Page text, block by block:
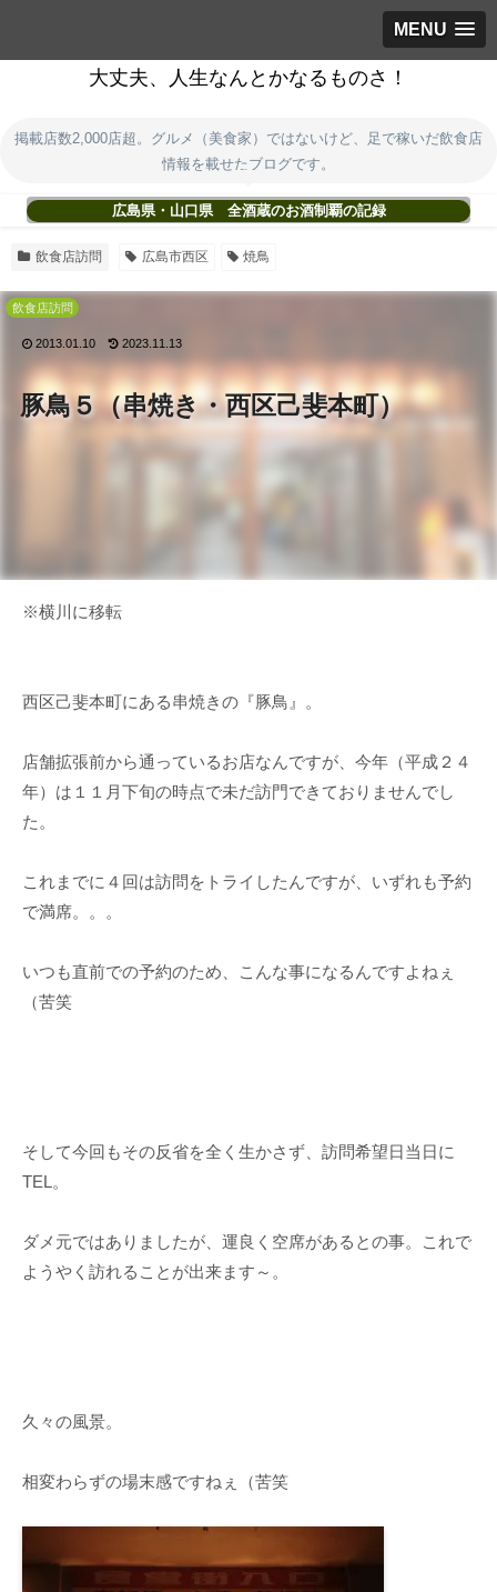
MENU
大丈夫、人生なんとかなるものさ！
掲載店数2,000店超。グルメ（美食家）ではないけど、足で稼いだ飲食店
情報を載せたブログです。
広島県・山口県 全酒蔵のお酒制覇の記録
飲食店訪問 広島市西区 焼鳥
豚鳥５（串焼き・西区己斐本町）
飲食店訪問
2013.01.10 2023.11.13
※横川に移転
西区己斐本町にある串焼きの『豚鳥』。
店舗拡張前から通っているお店なんですが、今年（平成２４
年）は１１月下旬の時点で未だ訪門できておりませんでし
た。
これまでに４回は訪問をトライしたんですが、いずれも予約
で満席。。。
いつも直前での予約のため、こんな事になるんですよねぇ
（苦笑
そして今回もその反省を全く生かさず、訪問希望日当日に
TEL。
ダメ元ではありましたが、運良く空席があるとの事。これで
ようやく訪れることが出来ます～。
久々の風景。
相変わらずの場末感ですねぇ（苦笑